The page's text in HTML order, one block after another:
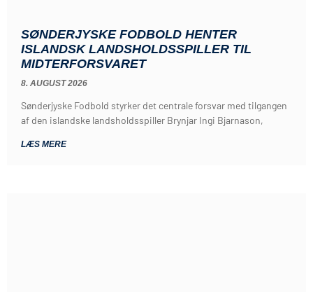
SØNDERJYSKE FODBOLD HENTER
ISLANDSK LANDSHOLDSSPILLER TIL
MIDTERFORSVARET
8. AUGUST 2026
Sønderjyske Fodbold styrker det centrale forsvar med tilgangen
af den islandske landsholdsspiller Brynjar Ingi Bjarnason,
LÆS MERE